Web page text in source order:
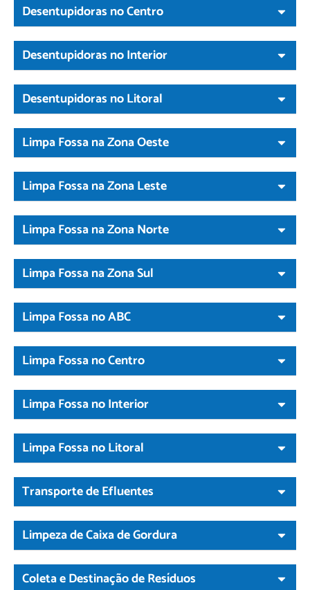
Desentupidoras no Centro
Desentupidoras no Interior
Desentupidoras no Litoral
Limpa Fossa na Zona Oeste
Limpa Fossa na Zona Leste
Limpa Fossa na Zona Norte
Limpa Fossa na Zona Sul
Limpa Fossa no ABC
Limpa Fossa no Centro
Limpa Fossa no Interior
Limpa Fossa no Litoral
Transporte de Efluentes
Limpeza de Caixa de Gordura
Coleta e Destinação de Resíduos